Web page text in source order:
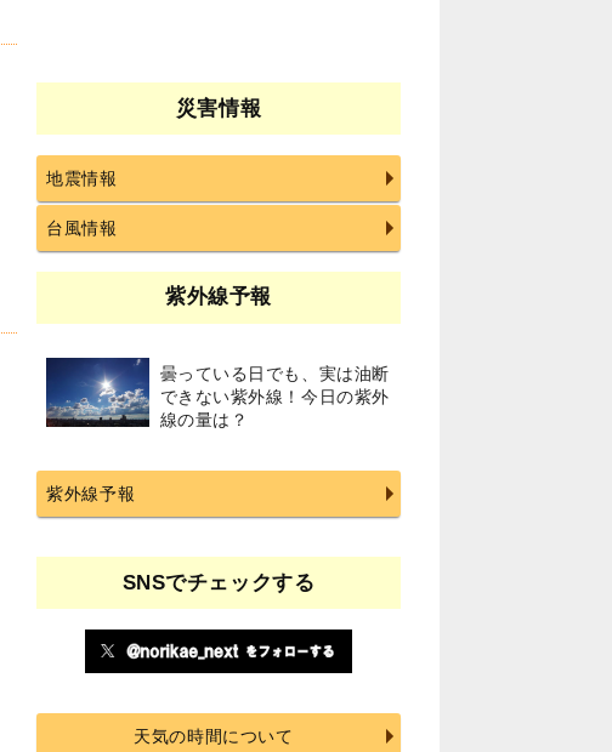
災害情報
地震情報
台風情報
紫外線予報
曇っている日でも、実は油断
できない紫外線！今日の紫外
線の量は？
紫外線予報
SNSでチェックする
天気の時間について